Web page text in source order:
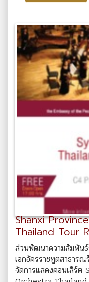
Shanxi
Thailand Tour
ส่วนพัฒนาความสัมพันธ์
เอกอัครราชทูตสาธาร
จัดการแสดงคอนเสิร์